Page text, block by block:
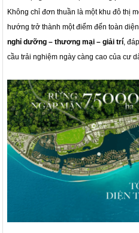
Không chỉ đơn thuần là một khu đô thị
hướng trở thành một điểm đến toàn
nghỉ dưỡng – thương mại – giải trí,
cầu trải nghiệm ngày càng cao của cư